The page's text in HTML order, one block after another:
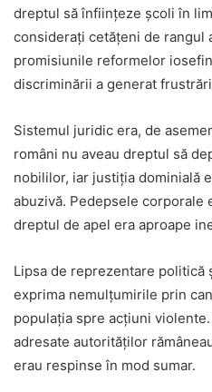
dreptul să înființeze școli în
considerați cetățeni de rangul
promisiunile reformelor
discriminării a generat
Sistemul juridic era, de
români nu aveau dreptul să
nobililor, iar justiția dominială
abuzivă. Pedepsele corporale
dreptul de apel era aproape
Lipsa de reprezentare politică
exprima nemulțumirile prin
populația spre acțiuni
adresate autorităților
erau respinse în mod sumar.